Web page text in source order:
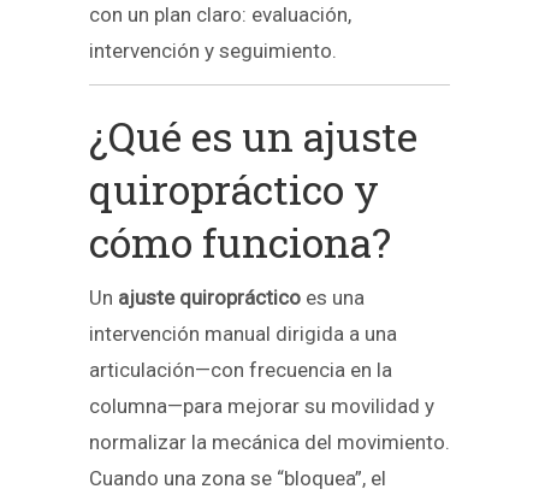
con un plan claro: evaluación,
intervención y seguimiento.
¿Qué es un ajuste
quiropráctico y
cómo funciona?
Un ajuste quiropráctico es una
intervención manual dirigida a una
articulación—con frecuencia en la
columna—para mejorar su movilidad y
normalizar la mecánica del movimiento.
Cuando una zona se “bloquea”, el